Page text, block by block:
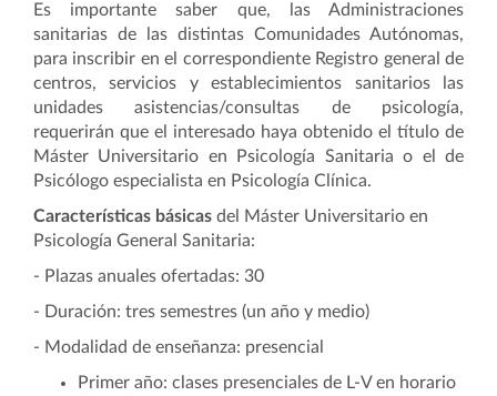
Es importante saber que, las Administraciones
sanitarias de las distintas Comunidades Autónomas,
para inscribir en el correspondiente Registro general de
centros, servicios y establecimientos sanitarios las
unidades asistencias/consultas de psicología,
requerirán que el interesado haya obtenido el título de
Máster Universitario en Psicología Sanitaria o el de
Psicólogo especialista en Psicología Clínica.
Características básicas del Máster Universitario en
Psicología General Sanitaria:
- Plazas anuales ofertadas: 30
- Duración: tres semestres (un año y medio)
- Modalidad de enseñanza: presencial
Primer año: clases presenciales de L-V en horario